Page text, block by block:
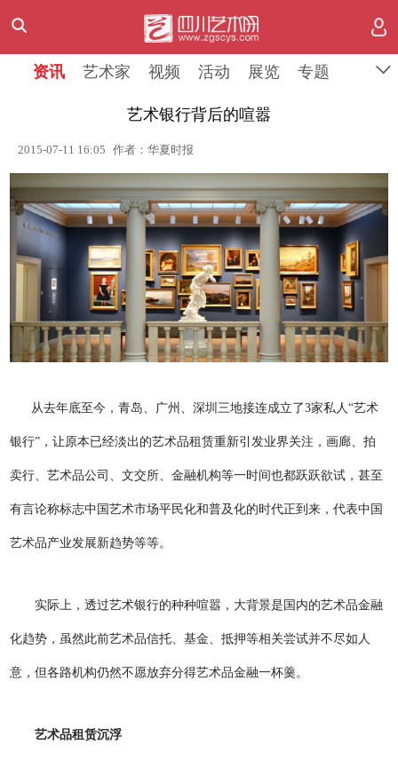
资讯 艺术家 视频 活动 展览 专题
艺术银行背后的喧嚣
2015-07-11 16:05 作者：华夏时报
从去年底至今，青岛、广州、深圳三地接连成立了3家私人“艺术
银行”，让原本已经淡出的艺术品租赁重新引发业界关注，画廊、拍
卖行、艺术品公司、文交所、金融机构等一时间也都跃跃欲试，甚至
有言论称标志中国艺术市场平民化和普及化的时代正到来，代表中国
艺术品产业发展新趋势等等。
实际上，透过艺术银行的种种喧嚣，大背景是国内的艺术品金融
化趋势，虽然此前艺术品信托、基金、抵押等相关尝试并不尽如人
意，但各路机构仍然不愿放弃分得艺术品金融一杯羹。
艺术品租赁沉浮